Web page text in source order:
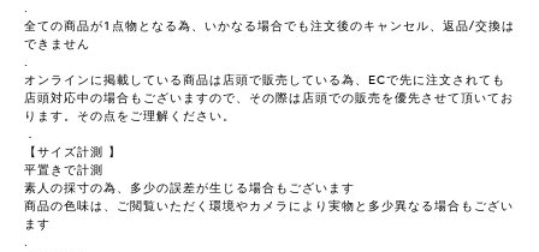
.
全ての商品が1点物となる為、いかなる場合でも注文後のキャンセル、返品/交換は
できません
.
オンラインに掲載している商品は店頭で販売している為、ECで先に注文されても
店頭対応中の場合もございますので、その際は店頭での販売を優先させて頂いてお
ります。その点をご理解ください。
．
【サイズ計測 】
平置きで計測
素人の採寸の為、多少の誤差が生じる場合もございます
商品の色味は、ご閲覧いただく環境やカメラにより実物と多少異なる場合もござい
ます
.